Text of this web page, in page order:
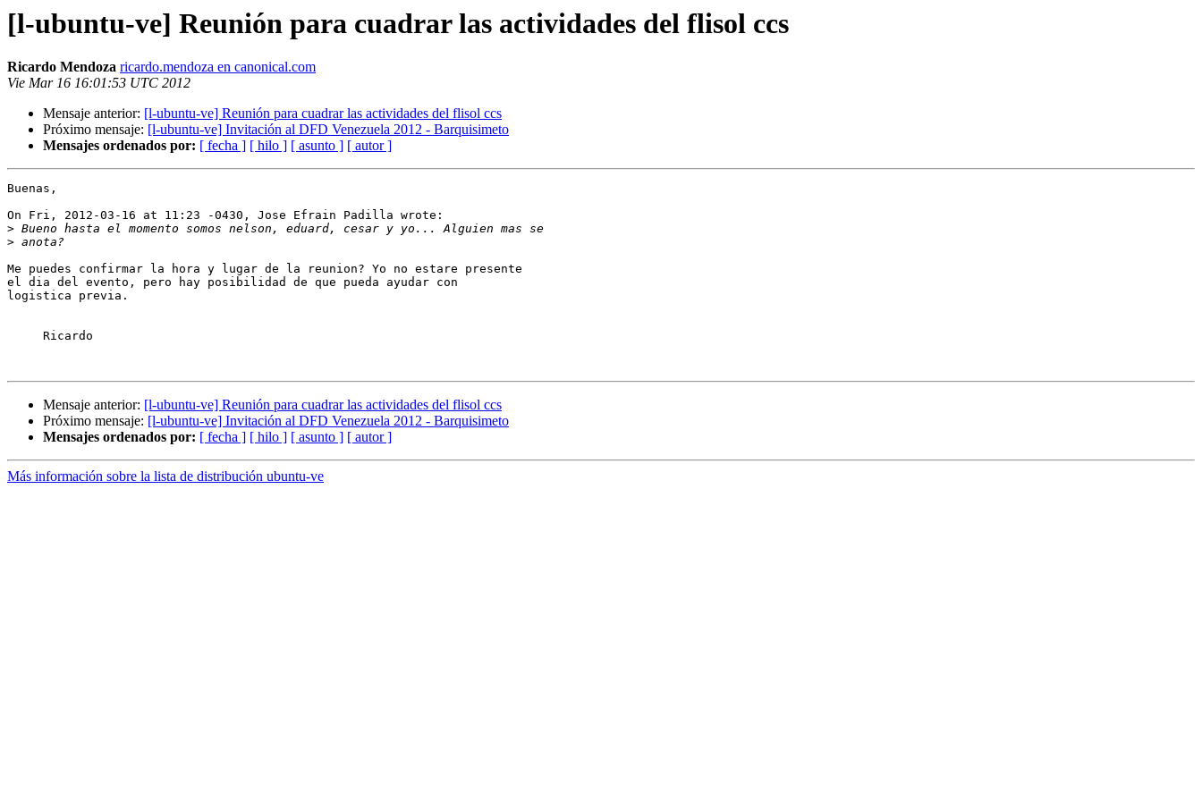
[l-ubuntu-ve] Reunión para cuadrar las actividades del flisol ccs
Ricardo Mendoza ricardo.mendoza en canonical.com
Vie Mar 16 16:01:53 UTC 2012
Mensaje anterior: [l-ubuntu-ve] Reunión para cuadrar las actividades del flisol ccs
Próximo mensaje: [l-ubuntu-ve] Invitación al DFD Venezuela 2012 - Barquisimeto
Mensajes ordenados por: [ fecha ] [ hilo ] [ asunto ] [ autor ]
Buenas,
On Fri, 2012-03-16 at 11:23 -0430, Jose Efrain Padilla wrote:
>
>
Me puedes confirmar la hora y lugar de la reunion? Yo no estare presente
el dia del evento, pero hay posibilidad de que pueda ayudar con
logistica previa.
Mensaje anterior: [l-ubuntu-ve] Reunión para cuadrar las actividades del flisol ccs
Próximo mensaje: [l-ubuntu-ve] Invitación al DFD Venezuela 2012 - Barquisimeto
Mensajes ordenados por: [ fecha ] [ hilo ] [ asunto ] [ autor ]
Más información sobre la lista de distribución ubuntu-ve